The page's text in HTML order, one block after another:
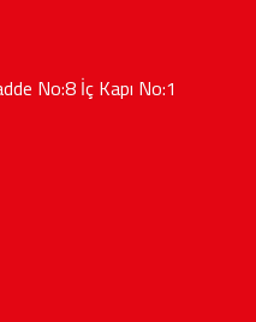
No:8 İç Kapı No:1